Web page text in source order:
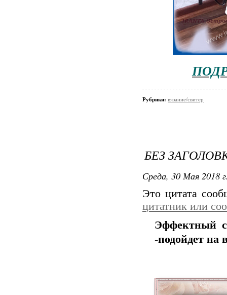
Рубрики: вязание/свитер
БЕЗ
Среда, 30 Мая 2018
Это цитата
цитатник или
Эффектный
-подойдет на